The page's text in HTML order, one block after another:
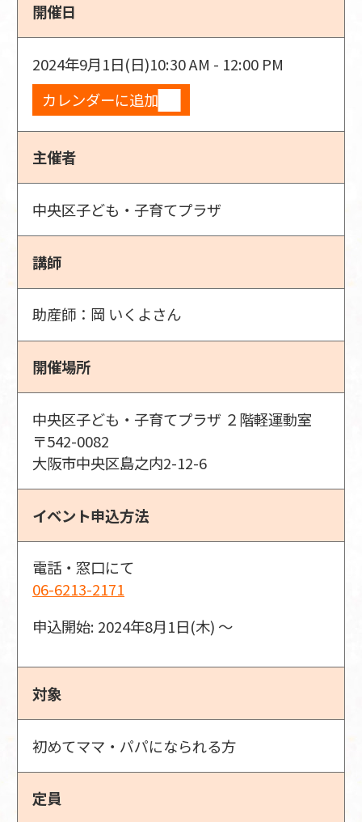
開催日
2024年9月1日(日)10:30 AM - 12:00 PM
カレンダーに追加
主催者
中央区子ども・子育てプラザ
講師
助産師：岡 いくよさん
開催場所
中央区子ども・子育てプラザ ２階軽運動室
〒542-0082
大阪市中央区島之内2-12-6
イベント申込方法
電話・窓口にて
06-6213-2171
申込開始: 2024年8月1日(木) 〜
対象
初めてママ・パパになられる方
定員